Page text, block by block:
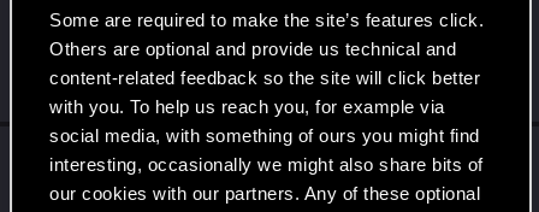
Some are required to make the site’s features click.
Others are optional and provide us technical and
content-related feedback so the site will click better
with you. To help us reach you, for example via
social media, with something of ours you might find
interesting, occasionally we might also share bits of
our cookies with our partners. Any of these optional
Wizualnie to wygląda fajnie (jak na film w większości polskiej
produkcji jak mniemam), ale dialogi bolą mnie w uszy. Jakbym
jakąś Kac...
adventus.991replied to the threadForumowa
filmówka.